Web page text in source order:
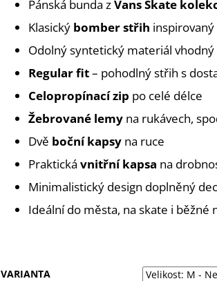
Pánská bunda zVans Skate
Klasický bomber střih
Odolný syntetický materiál
Regular fit– pohodlný střih s
Celopropínací zip po celé délce
Žebrované lemy na rukávech,
Dvě boční kapsy na ruce
Praktická vnitřní kapsa na
Minimalistický design doplněný
Ideální do města, na skate i
VARIANTA